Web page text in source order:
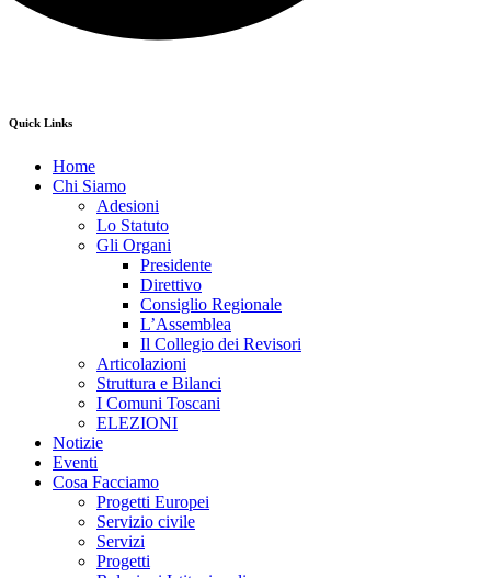
Quick Links
Home
Chi Siamo
Adesioni
Lo Statuto
Gli Organi
Presidente
Direttivo
Consiglio Regionale
L’Assemblea
Il Collegio dei Revisori
Articolazioni
Struttura e Bilanci
I Comuni Toscani
ELEZIONI
Notizie
Eventi
Cosa Facciamo
Progetti Europei
Servizio civile
Servizi
Progetti